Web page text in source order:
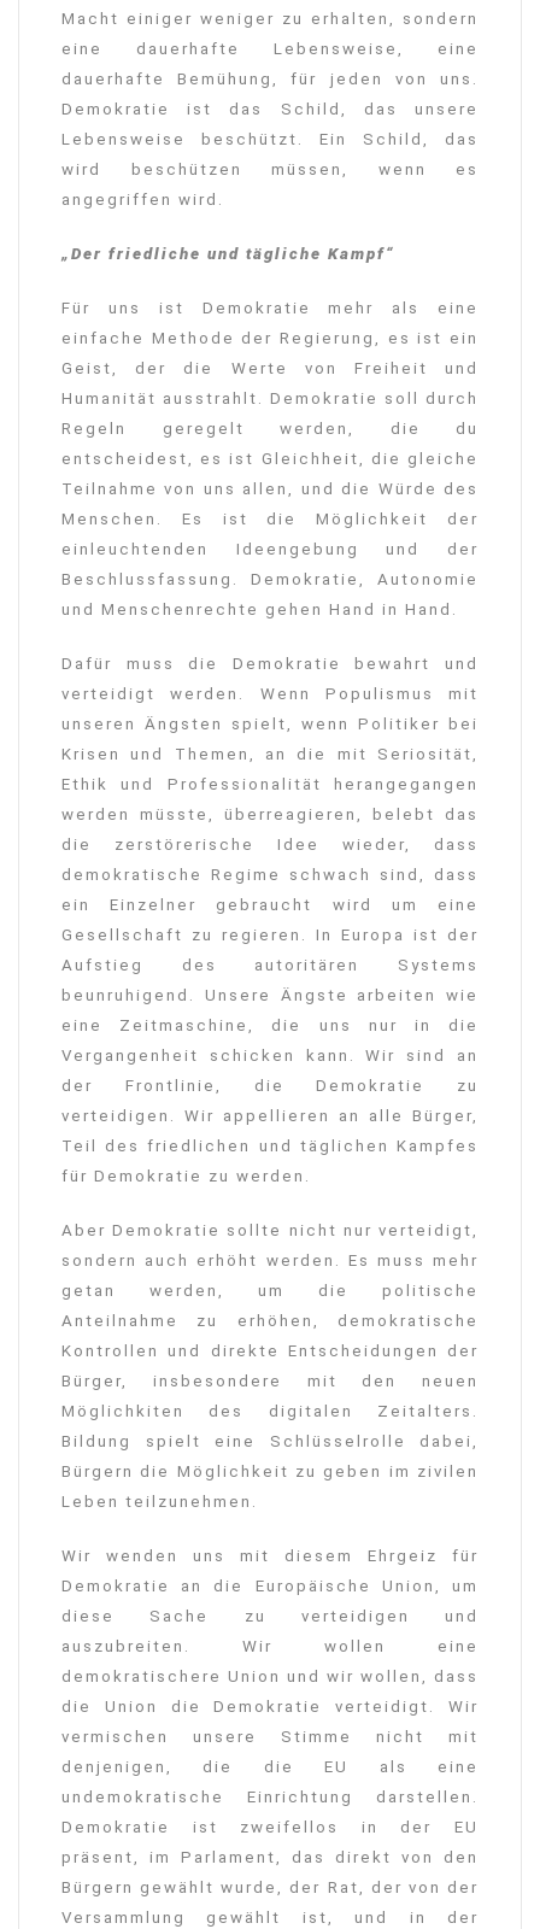
Macht einiger weniger zu erhalten, sondern
eine dauerhafte Lebensweise, eine
dauerhafte Bemühung, für jeden von uns.
Demokratie ist das Schild, das unsere
Lebensweise beschützt. Ein Schild, das
wird beschützen müssen, wenn es
angegriffen wird.
„Der friedliche und tägliche Kampf“
Für uns ist Demokratie mehr als eine
einfache Methode der Regierung, es ist ein
Geist, der die Werte von Freiheit und
Humanität ausstrahlt. Demokratie soll durch
Regeln geregelt werden, die du
entscheidest, es ist Gleichheit, die gleiche
Teilnahme von uns allen, und die Würde des
Menschen. Es ist die Möglichkeit der
einleuchtenden Ideengebung und der
Beschlussfassung. Demokratie, Autonomie
und Menschenrechte gehen Hand in Hand.
Dafür muss die Demokratie bewahrt und
verteidigt werden. Wenn Populismus mit
unseren Ängsten spielt, wenn Politiker bei
Krisen und Themen, an die mit Seriosität,
Ethik und Professionalität herangegangen
werden müsste, überreagieren, belebt das
die zerstörerische Idee wieder, dass
demokratische Regime schwach sind, dass
ein Einzelner gebraucht wird um eine
Gesellschaft zu regieren. In Europa ist der
Aufstieg des autoritären Systems
beunruhigend. Unsere Ängste arbeiten wie
eine Zeitmaschine, die uns nur in die
Vergangenheit schicken kann. Wir sind an
der Frontlinie, die Demokratie zu
verteidigen. Wir appellieren an alle Bürger,
Teil des friedlichen und täglichen Kampfes
für Demokratie zu werden.
Aber Demokratie sollte nicht nur verteidigt,
sondern auch erhöht werden. Es muss mehr
getan werden, um die politische
Anteilnahme zu erhöhen, demokratische
Kontrollen und direkte Entscheidungen der
Bürger, insbesondere mit den neuen
Möglichkiten des digitalen Zeitalters.
Bildung spielt eine Schlüsselrolle dabei,
Bürgern die Möglichkeit zu geben im zivilen
Leben teilzunehmen.
Wir wenden uns mit diesem Ehrgeiz für
Demokratie an die Europäische Union, um
diese Sache zu verteidigen und
auszubreiten. Wir wollen eine
demokratischere Union und wir wollen, dass
die Union die Demokratie verteidigt. Wir
vermischen unsere Stimme nicht mit
denjenigen, die die EU als eine
undemokratische Einrichtung darstellen.
Demokratie ist zweifellos in der EU
präsent, im Parlament, das direkt von den
Bürgern gewählt wurde, der Rat, der von der
Versammlung gewählt ist, und in der